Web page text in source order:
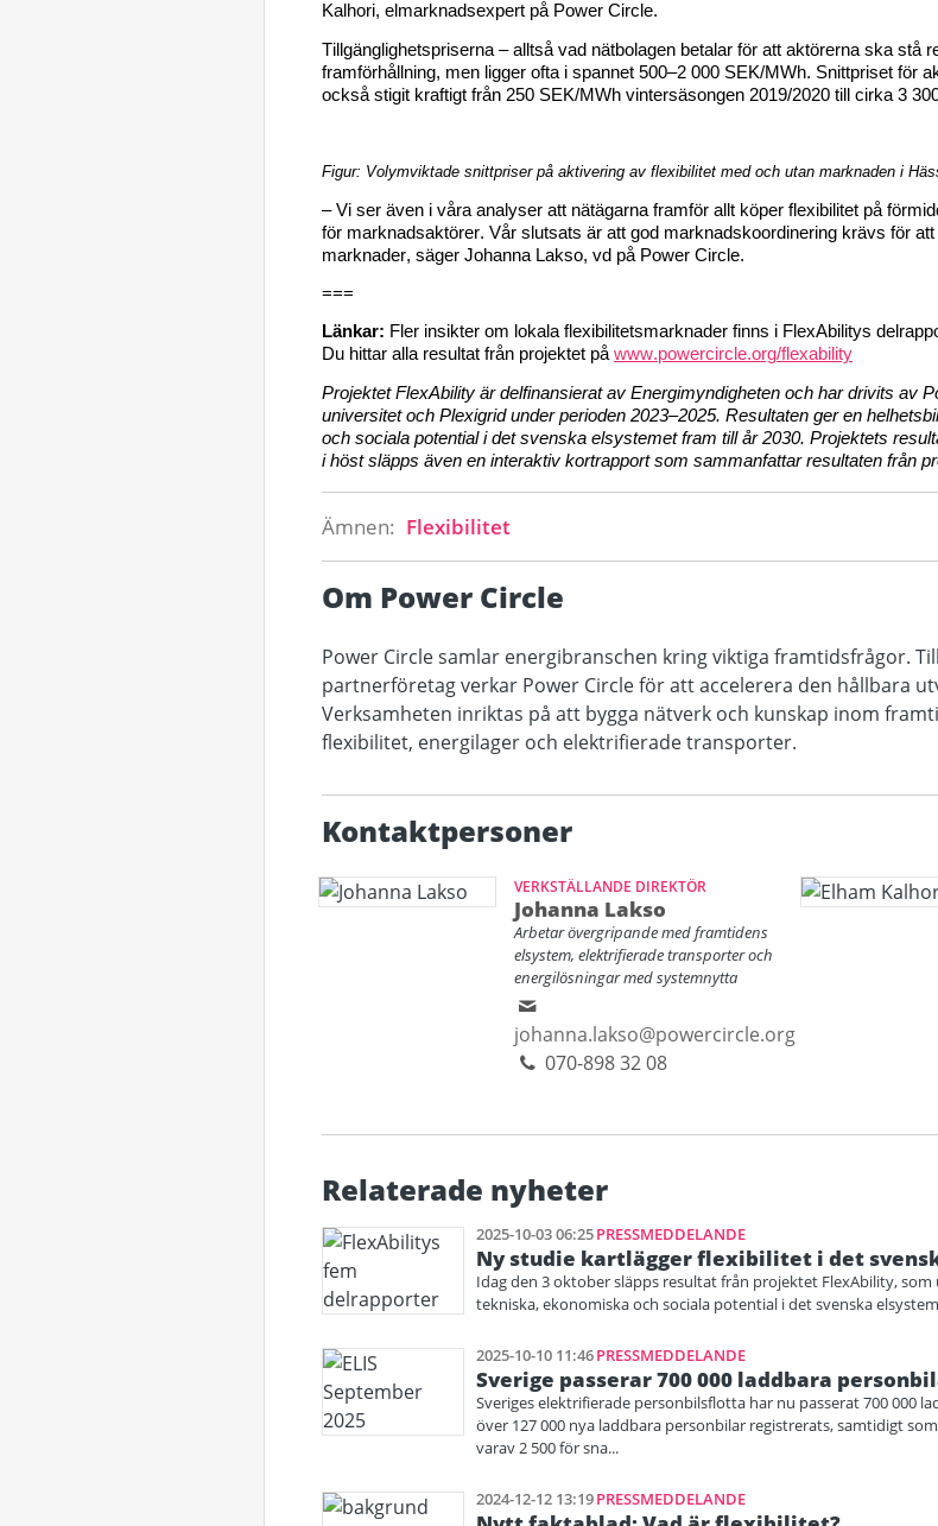
Kalhori, elmarknadsexpert på Power Circle.
Tillgänglighetspriserna – alltså vad nätbolagen betalar för att aktörerna ska stå
framförhållning, men ligger ofta i spannet 500–2 000 SEK/MWh. Snittpriset för
också stigit kraftigt från 250 SEK/MWh vintersäsongen 2019/2020 till cirka 3
Figur: Volymviktade snittpriser på aktivering av flexibilitet med och utan marknaden i
– Vi ser även i våra analyser att nätägarna framför allt köper flexibilitet på
för marknadsaktörer. Vår slutsats är att god marknadskoordinering krävs för
marknader, säger Johanna Lakso, vd på Power Circle.
===
Länkar: Fler insikter om lokala flexibilitetsmarknader finns i FlexAbilitys
Du hittar alla resultat från projektet på www.powercircle.org/flexability
Projektet FlexAbility är delfinansierat av Energimyndigheten och har drivits av
universitet och Plexigrid under perioden 2023–2025. Resultaten ger en
och sociala potential i det svenska elsystemet fram till år 2030. Projektets
i höst släpps även en interaktiv kortrapport som sammanfattar resultaten från
Ämnen: Flexibilitet
Om Power Circle
Power Circle samlar energibranschen kring viktiga framtidsfrågor.
partnerföretag verkar Power Circle för att accelerera den hållbara
Verksamheten inriktas på att bygga nätverk och kunskap inom
flexibilitet, energilager och elektrifierade transporter.
Kontaktpersoner
VERKSTÄLLANDE DIREKTÖR
Johanna Lakso
Arbetar övergripande med framtidens
elsystem, elektrifierade transporter och
energilösningar med systemnytta
johanna.lakso@powercircle.org
070-898 32 08
Relaterade nyheter
2025-10-03 06:25PRESSMEDDELANDE
Ny studie kartlägger flexibilitet i det
Idag den 3 oktober släpps resultat från projektet FlexAbility,
tekniska, ekonomiska och sociala potential i det svenska
2025-10-10 11:46PRESSMEDDELANDE
Sverige passerar 700 000 laddbara
Sveriges elektrifierade personbilsflotta har nu passerat 700 000
över 127 000 nya laddbara personbilar registrerats, samtidigt
varav 2 500 för sna...
2024-12-12 13:19PRESSMEDDELANDE